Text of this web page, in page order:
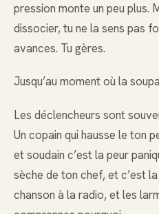
pression monte un peu plus.
dissocier, tu ne la sens pas
avances. Tu gères.
Jusqu’au moment où la
Les déclencheurs sont
Un copain qui hausse le ton
et soudain c’est la peur
sèche de ton chef, et c’est
chanson à la radio, et les